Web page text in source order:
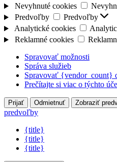
Nevyhnuté cookies
Predvoľby
Predvoľby
Analytické cookies
Reklamné cookies
Spravovať možnosti
Správa služieb
Spravovať {vendor_count}
Prečítajte si viac o týchto
Prijať Odmietnuť Zobraziť
predvoľby
{title}
{title}
{title}